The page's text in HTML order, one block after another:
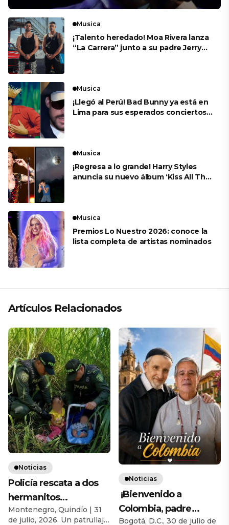
Musica
¡Talento heredado! Moa Rivera lanza
“La Carrera” junto a su padre Jerry
Musica
¡Llegó al Perú! Bad Bunny ya está en
Lima para sus esperados conciertos
Musica
¡Regresa a lo grande! Harry Styles
anuncia su nuevo álbum ‘Kiss All The
Musica
Premios Lo Nuestro 2026: conoce la
lista completa de artistas nominados
Artículos Relacionados
Noticias
Policía rescata a dos
hermanitos
abandonados por su
Montenegro, Quindío | 31
de julio, 2026. Un patrullaje
Noticias
¡Bienvenido a
Colombia, padre
Bogotá, D.C., 30 de julio de